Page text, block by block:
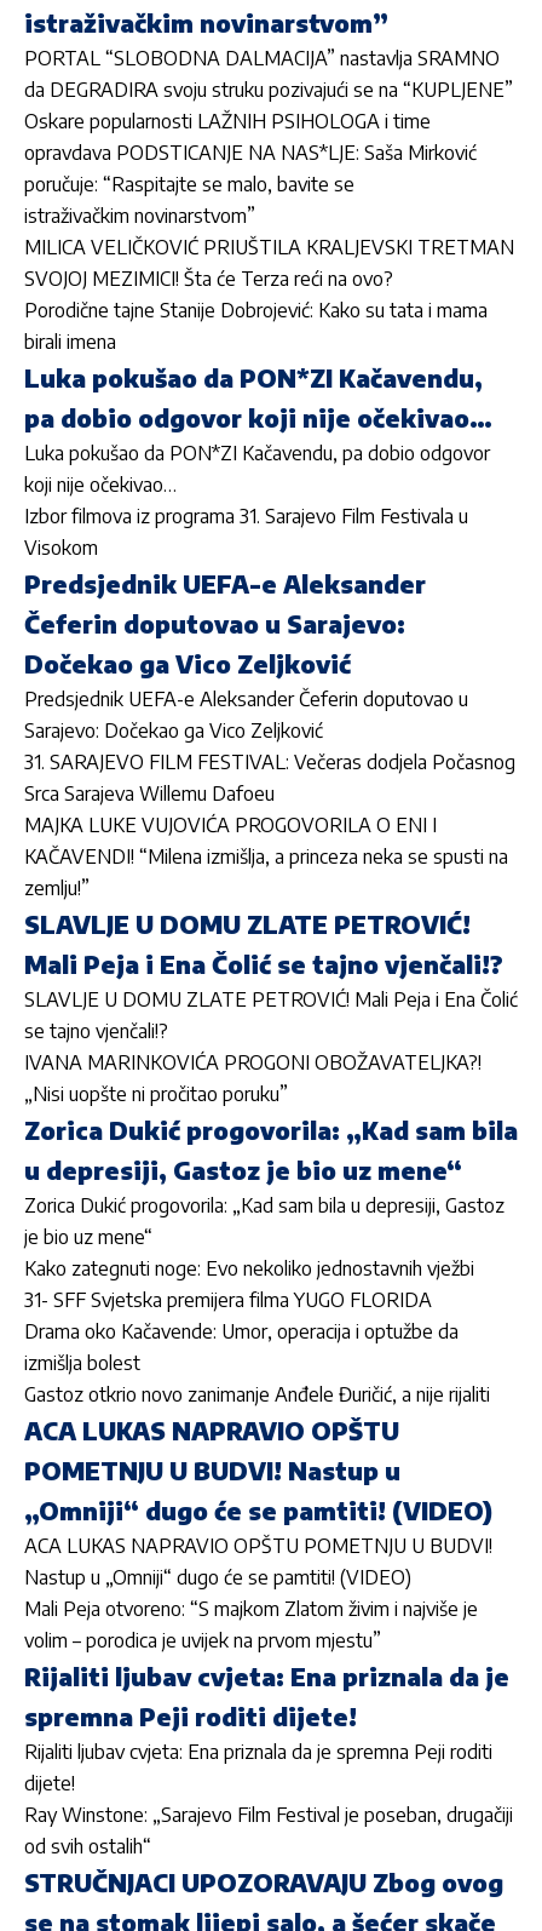
istraživačkim novinarstvom”
PORTAL “SLOBODNA DALMACIJA” nastavlja SRAMNO
da DEGRADIRA svoju struku pozivajući se na “KUPLJENE”
Oskare popularnosti LAŽNIH PSIHOLOGA i time
opravdava PODSTICANJE NA NAS*LJE: Saša Mirković
poručuje: “Raspitajte se malo, bavite se
istraživačkim novinarstvom”
MILICA VELIČKOVIĆ PRIUŠTILA KRALJEVSKI TRETMAN
SVOJOJ MEZIMICI! Šta će Terza reći na ovo?
Porodične tajne Stanije Dobrojević: Kako su tata i mama
birali imena
Luka pokušao da PON*ZI Kačavendu,
pa dobio odgovor koji nije očekivao…
Luka pokušao da PON*ZI Kačavendu, pa dobio odgovor
koji nije očekivao…
Izbor filmova iz programa 31. Sarajevo Film Festivala u
Visokom
Predsjednik UEFA-e Aleksander
Čeferin doputovao u Sarajevo:
Dočekao ga Vico Zeljković
Predsjednik UEFA-e Aleksander Čeferin doputovao u
Sarajevo: Dočekao ga Vico Zeljković
31. SARAJEVO FILM FESTIVAL: Večeras dodjela Počasnog
Srca Sarajeva Willemu Dafoeu
MAJKA LUKE VUJOVIĆA PROGOVORILA O ENI I
KAČAVENDI! “Milena izmišlja, a princeza neka se spusti na
zemlju!”
SLAVLJE U DOMU ZLATE PETROVIĆ!
Mali Peja i Ena Čolić se tajno vjenčali!?
SLAVLJE U DOMU ZLATE PETROVIĆ! Mali Peja i Ena Čolić
se tajno vjenčali!?
IVANA MARINKOVIĆA PROGONI OBOŽAVATELJKA?!
„Nisi uopšte ni pročitao poruku”
Zorica Dukić progovorila: „Kad sam bila
u depresiji, Gastoz je bio uz mene“
Zorica Dukić progovorila: „Kad sam bila u depresiji, Gastoz
je bio uz mene“
Kako zategnuti noge: Evo nekoliko jednostavnih vježbi
31- SFF Svjetska premijera filma YUGO FLORIDA
Drama oko Kačavende: Umor, operacija i optužbe da
izmišlja bolest
Gastoz otkrio novo zanimanje Anđele Đuričić, a nije rijaliti
ACA LUKAS NAPRAVIO OPŠTU
POMETNJU U BUDVI! Nastup u
„Omniji“ dugo će se pamtiti! (VIDEO)
ACA LUKAS NAPRAVIO OPŠTU POMETNJU U BUDVI!
Nastup u „Omniji“ dugo će se pamtiti! (VIDEO)
Mali Peja otvoreno: “S majkom Zlatom živim i najviše je
volim – porodica je uvijek na prvom mjestu”
Rijaliti ljubav cvjeta: Ena priznala da je
spremna Peji roditi dijete!
Rijaliti ljubav cvjeta: Ena priznala da je spremna Peji roditi
dijete!
Ray Winstone: „Sarajevo Film Festival je poseban, drugačiji
od svih ostalih“
STRUČNJACI UPOZORAVAJU Zbog ovog
se na stomak lijepi salo, a šećer skače